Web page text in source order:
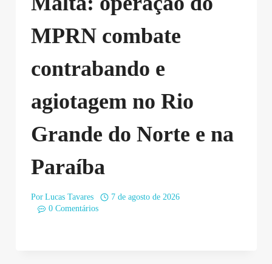
MPRN combate
contrabando e
agiotagem no Rio
Grande do Norte e na
Paraíba
Por Lucas Tavares
7 de agosto de 2026
0 Comentários